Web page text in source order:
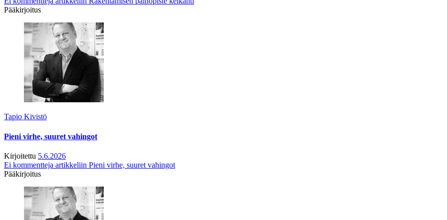
Pääkirjoitus
Tapio Kivistö
Pieni virhe, suuret vahingot
Kirjoitettu 5.6.2026
Ei kommentteja artikkeliin Pieni virhe, suuret vahingot
Pääkirjoitus